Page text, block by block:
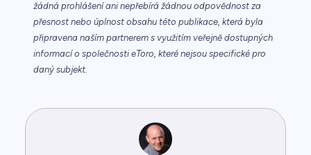
žádná prohlášení ani nepřebírá žádnou odpovědnost za
přesnost nebo úplnost obsahu této publikace, která byla
připravena naším partnerem s využitím veřejně dostupných
informací o společnosti eToro, které nejsou specifické pro
daný subjekt.